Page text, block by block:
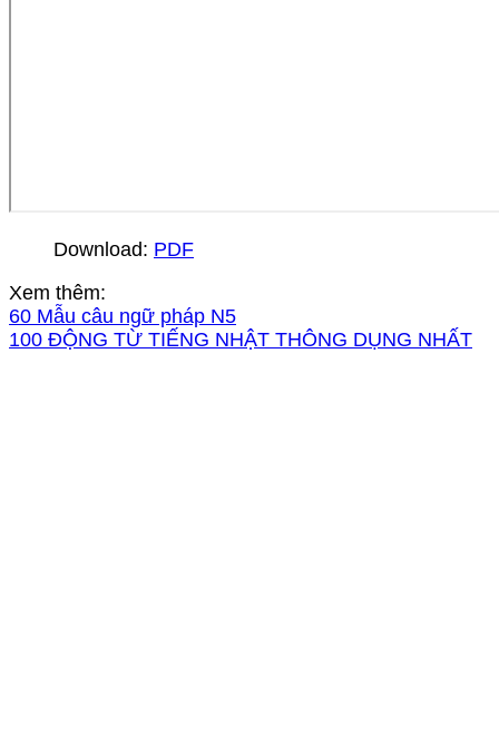
Download: PDF
Xem thêm:
60 Mẫu câu ngữ pháp N5
100 ĐỘNG TỪ TIẾNG NHẬT THÔNG DỤNG NHẤT